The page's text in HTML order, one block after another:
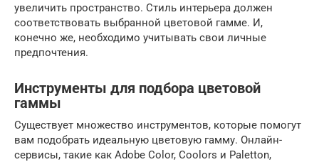
увеличить пространство. Стиль интерьера должен
соответствовать выбранной цветовой гамме. И,
конечно же, необходимо учитывать свои личные
предпочтения.
Инструменты для подбора цветовой
гаммы
Существует множество инструментов, которые помогут
вам подобрать идеальную цветовую гамму. Онлайн-
сервисы, такие как Adobe Color, Coolors и Paletton,